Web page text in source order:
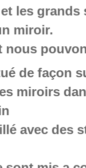
les
miroir.
nous
de façon
miroirs
avec des